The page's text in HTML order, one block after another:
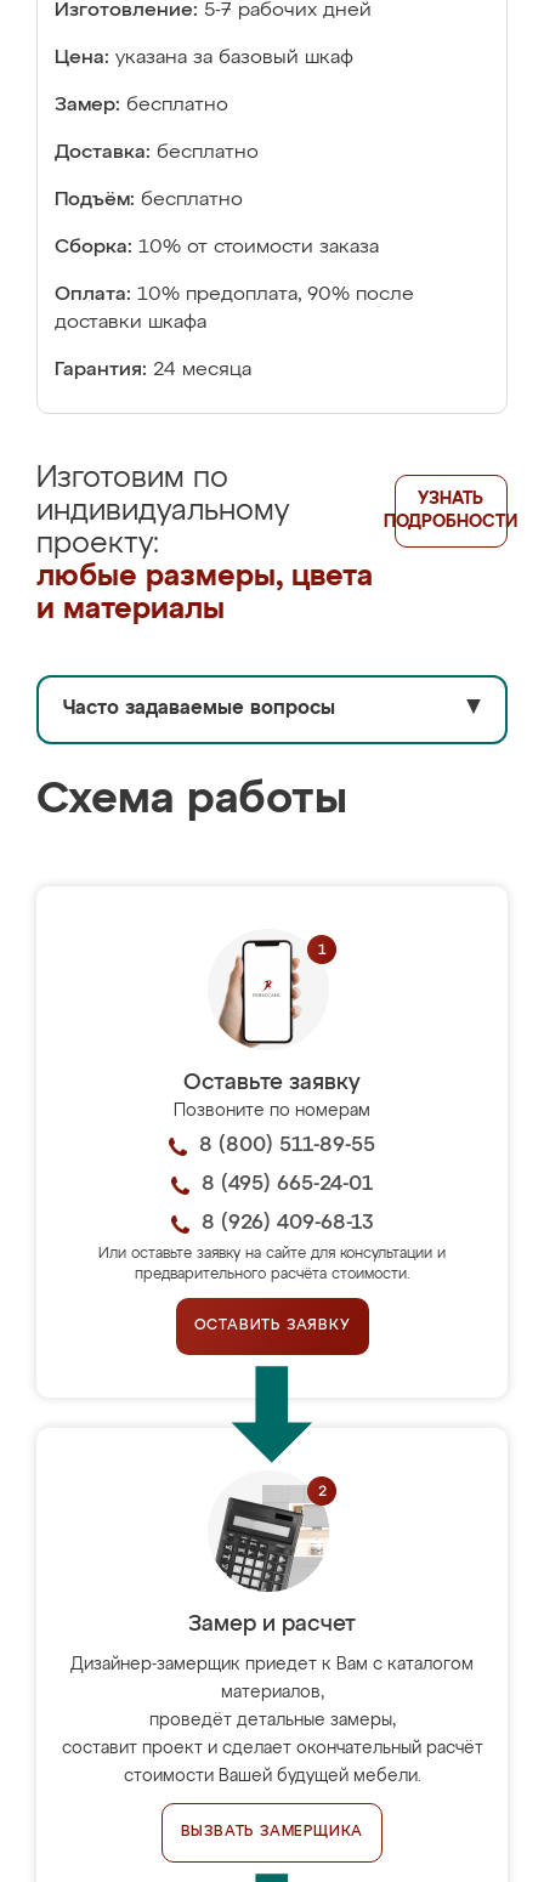
Изготовление: 5-7 рабочих дней
Цена: указана за базовый шкаф
Замер: бесплатно
Доставка: бесплатно
Подъём: бесплатно
Сборка: 10% от стоимости заказа
Оплата: 10% предоплата, 90% после
доставки шкафа
Гарантия: 24 месяца
Изготовим по
индивидуальному
проекту:
любые размеры, цвета
и материалы
УЗНАТЬ
ПОДРОБНОСТИ
Часто задаваемые вопросы ▼
Схема работы
Оставьте заявку
Позвоните по номерам
8 (800) 511-89-55
8 (495) 665-24-01
8 (926) 409-68-13
Или оставьте заявку на сайте для консультации и
предварительного расчёта стоимости.
ОСТАВИТЬ ЗАЯВКУ
Замер и расчет
Дизайнер-замерщик приедет к Вам с каталогом
материалов,
проведёт детальные замеры,
составит проект и сделает окончательный расчёт
стоимости Вашей будущей мебели.
ВЫЗВАТЬ ЗАМЕРЩИКА